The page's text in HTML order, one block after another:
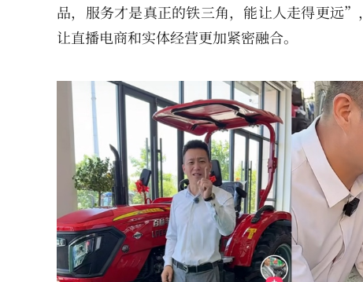
品，服务才是真正的铁三角，能让人走得更远
让直播电商和实体经营更加紧密融合。